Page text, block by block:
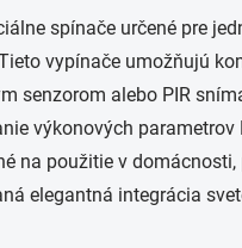
spínače určené pre
vypínače umožňujú
senzorom alebo PIR
výkonových
na použitie v
elegantná integrácia